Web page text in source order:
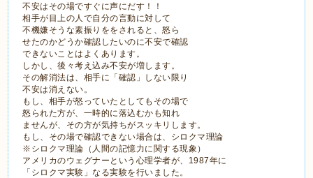
不安はその場ですぐに声にだす！！
相手が目上の人で自分の言動に対して
不機嫌そうな素振りををされると、怒ら
せたのかどうか確認したいのに不安で確認
できないことはよくあります。
しかし、後々考え込み不安が増します。
その解消法は、相手に「確認」しない限り
不安は消えない。
もし、相手が怒っていたとしてもその場で
怒られた方が、一時的に落込むかも知れ
ませんが、その方が気持ちがスッキリします。
もし、その場で確認できない場合は、シロクマ理論
※シロクマ理論（人間の記憶力に関する現象）
アメリカのウェグナーという心理学者が、1987年に
「シロクマ実験」なる実験を行いました。